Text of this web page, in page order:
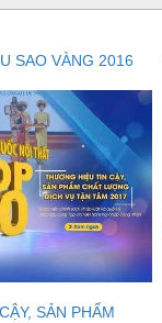
SAO VÀNG 2016
SẢN PHẨM